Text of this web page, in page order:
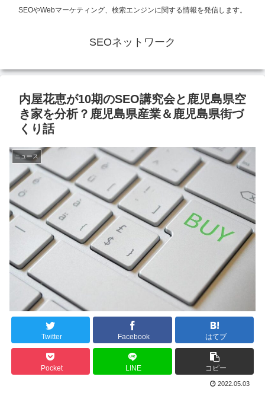
SEOやWebマーケティング、検索エンジンに関する情報を発信します。
SEOネットワーク
内屋花恵が10期のSEO講究会と鹿児島県空
き家を分析？鹿児島県産業＆鹿児島県街づ
くり話
ニュース
Twitter Facebook はてブ
Pocket LINE コピー
2022.05.03